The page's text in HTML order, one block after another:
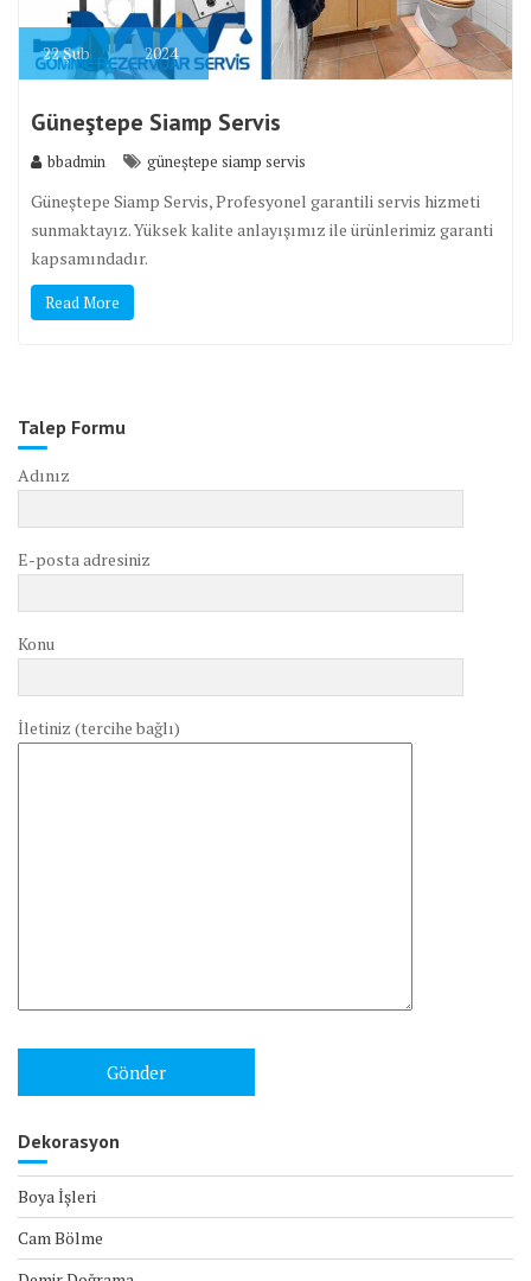
22Şub 2024
Güneştepe Siamp Servis
bbadmin güneştepe siamp servis
Güneştepe Siamp Servis, Profesyonel garantili servis hizmeti
sunmaktayız. Yüksek kalite anlayışımız ile ürünlerimiz garanti
kapsamındadır.
Read More
Talep Formu
Adınız
E-posta adresiniz
Konu
İletiniz (tercihe bağlı)
Dekorasyon
Boya İşleri
Cam Bölme